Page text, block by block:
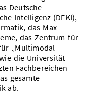
Deutsche
Intelligenz (DFKI),
das Max-
das Zentrum für
„Multimodal
die Universität
Fachbereichen
gesamte
ab.